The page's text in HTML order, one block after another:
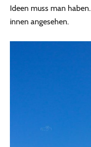
Ideen muss man
innen angesehen.